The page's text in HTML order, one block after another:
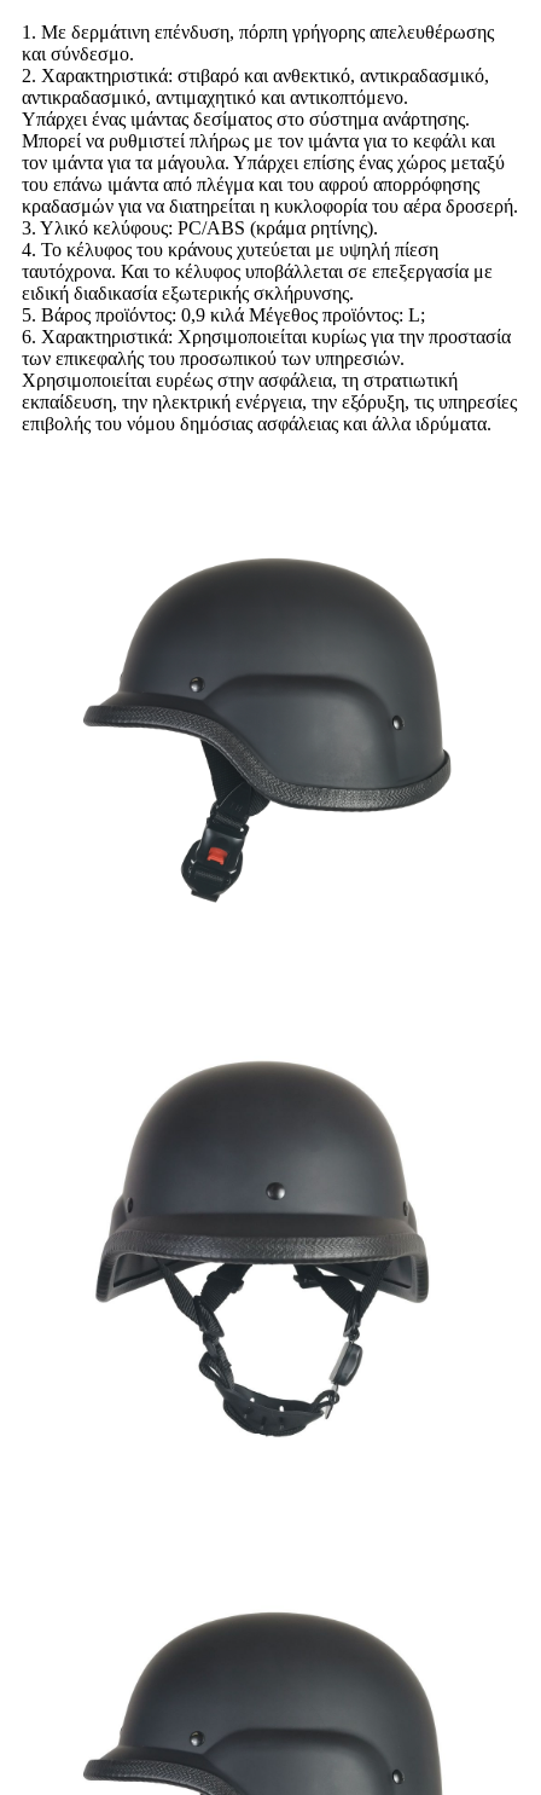
1. Με δερμάτινη επένδυση, πόρπη γρήγορης απελευθέρωσης
και σύνδεσμο.
2. Χαρακτηριστικά: στιβαρό και ανθεκτικό, αντικραδασμικό,
αντικραδασμικό, αντιμαχητικό και αντικοπτόμενο.
Υπάρχει ένας ιμάντας δεσίματος στο σύστημα ανάρτησης.
Μπορεί να ρυθμιστεί πλήρως με τον ιμάντα για το κεφάλι και
τον ιμάντα για τα μάγουλα. Υπάρχει επίσης ένας χώρος μεταξύ
του επάνω ιμάντα από πλέγμα και του αφρού απορρόφησης
κραδασμών για να διατηρείται η κυκλοφορία του αέρα δροσερή.
3. Υλικό κελύφους: PC/ABS (κράμα ρητίνης).
4. Το κέλυφος του κράνους χυτεύεται με υψηλή πίεση
ταυτόχρονα. Και το κέλυφος υποβάλλεται σε επεξεργασία με
ειδική διαδικασία εξωτερικής σκλήρυνσης.
5. Βάρος προϊόντος: 0,9 κιλά Μέγεθος προϊόντος: L;
6. Χαρακτηριστικά: Χρησιμοποιείται κυρίως για την προστασία
των επικεφαλής του προσωπικού των υπηρεσιών.
Χρησιμοποιείται ευρέως στην ασφάλεια, τη στρατιωτική
εκπαίδευση, την ηλεκτρική ενέργεια, την εξόρυξη, τις υπηρεσίες
επιβολής του νόμου δημόσιας ασφάλειας και άλλα ιδρύματα.